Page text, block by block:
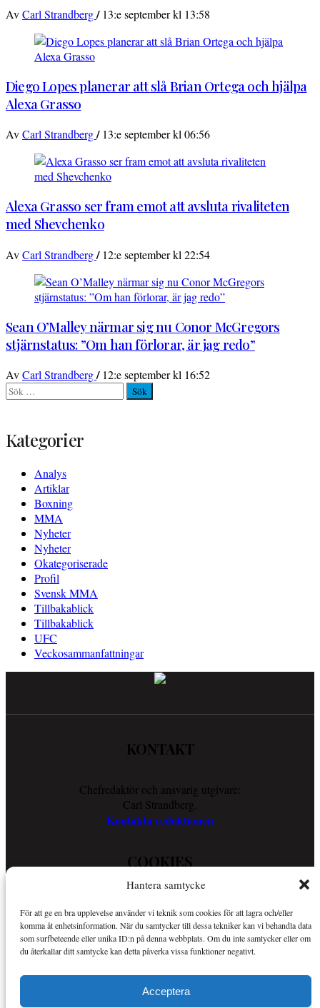
Hantera samtycke
För att ge en bra upplevelse använder vi teknik som cookies för att lagra och/eller
komma åt enhetsinformation. När du samtycker till dessa tekniker kan vi behandla data
som surfbeteende eller unika ID:n på denna webbplats. Om du inte samtycker eller om
du återkallar ditt samtycke kan detta påverka vissa funktioner negativt.
Acceptera
AvCarl Strandberg/ 13:e september kl 13:58
Diego Lopes planerar att slå Brian Ortega och hjälpa
Alexa Grasso
AvCarl Strandberg/ 13:e september kl 06:56
Alexa Grasso ser fram emot att avsluta rivaliteten
med Shevchenko
AvCarl Strandberg/ 12:e september kl 22:54
Sean O’Malley närmar sig nu Conor McGregors
stjärnstatus: ”Om han förlorar, är jag redo”
AvCarl Strandberg/ 12:e september kl 16:52
Sök
efter:
Kategorier
Analys
Artiklar
Boxning
MMA
Nyheter
Nyheter
Okategoriserade
Profil
Svensk MMA
Tillbakablick
Tillbakablick
UFC
Veckosammanfattningar
KONTAKT
Chefredaktör och ansvarig utgivare:
Carl Strandberg.
Kontakta redaktionen
COOKIES
din läsupplevelse.
Så använder vi cookies
OM SPORTKURIREN